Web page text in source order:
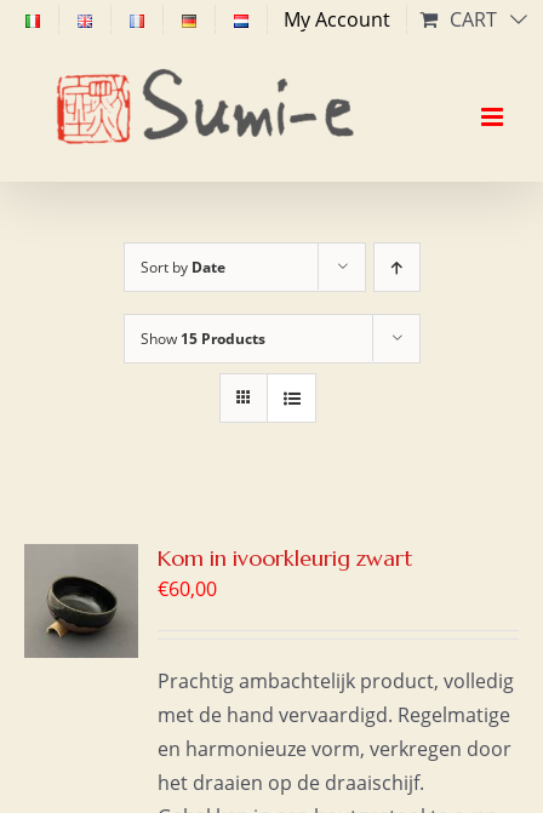
Skip
content
My Account CART
Sort by Date
Show 15 Products
Kom in ivoorkleurig zwart
€60,00
Prachtig ambachtelijk product, volledig
met de hand vervaardigd. Regelmatige
en harmonieuze vorm, verkregen door
het draaien op de draaischijf.